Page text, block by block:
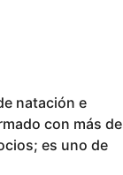
natación e
con más de
es uno de